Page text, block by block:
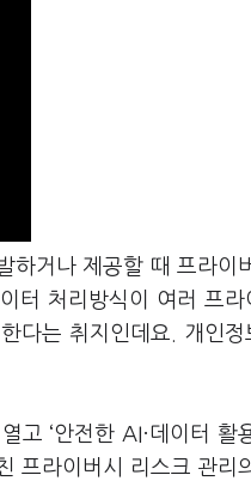
하거나 제공할 때 프라이
터 처리방식이 여러 프라
다는 취지인데요
개인정
고 ‘안전한 AI ·데이터 활
프라이버시 리스크 관리